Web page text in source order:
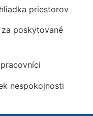
priestorov
poskytované
nespokojnosti